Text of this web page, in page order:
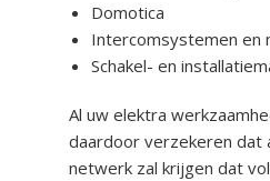
Domotica
Intercomsystemen en
Schakel- en
Al uw elektra
daardoor verzekeren dat
netwerk zal krijgen dat